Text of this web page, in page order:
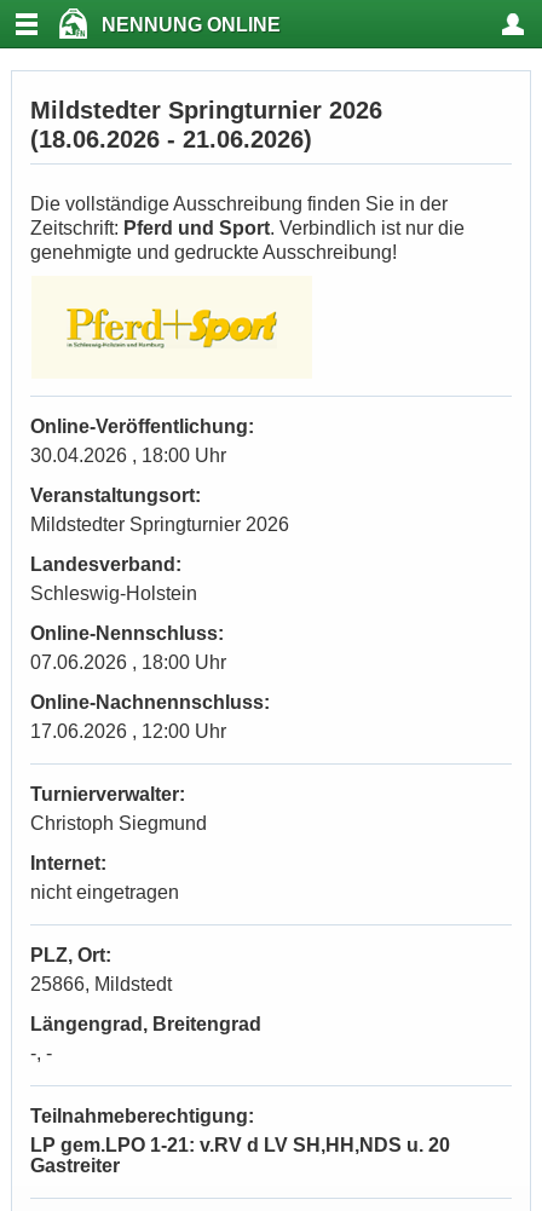
NENNUNG ONLINE
Mildstedter Springturnier 2026
(18.06.2026 - 21.06.2026)
Die vollständige Ausschreibung finden Sie in der
Zeitschrift: Pferd und Sport. Verbindlich ist nur die
genehmigte und gedruckte Ausschreibung!
Online-Veröffentlichung:
30.04.2026 , 18:00 Uhr
Veranstaltungsort:
Mildstedter Springturnier 2026
Landesverband:
Schleswig-Holstein
Online-Nennschluss:
07.06.2026 , 18:00 Uhr
Online-Nachnennschluss:
17.06.2026 , 12:00 Uhr
Turnierverwalter:
Christoph Siegmund
Internet:
nicht eingetragen
PLZ, Ort:
25866, Mildstedt
Längengrad, Breitengrad
-, -
Teilnahmeberechtigung:
LP gem.LPO 1-21: v.RV d LV SH,HH,NDS u. 20
Gastreiter